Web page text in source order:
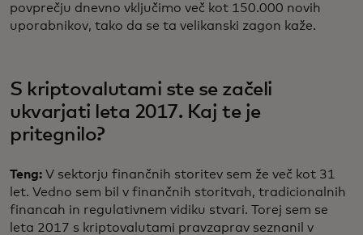
povprečju dnevno vključimo več kot 150.000 novih
uporabnikov, tako da se ta velikanski zagon kaže.
S kriptovalutami ste se začeli
ukvarjati leta 2017. Kaj te je
pritegnilo?
Teng: V sektorju finančnih storitev sem že več kot 31
let. Vedno sem bil v finančnih storitvah, tradicionalnih
financah in regulativnem vidiku stvari. Torej sem se
leta 2017 s kriptovalutami pravzaprav seznanil v